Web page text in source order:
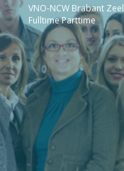
VNO-NCW Brabant
Fulltime Parttime